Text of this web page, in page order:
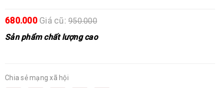
680.000 Giá cũ: 950.000
Sản phẩm chất lượng cao
Chia sẻ mạng xã hội